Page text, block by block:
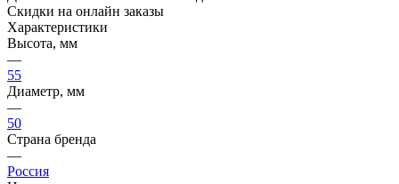
Скидки на онлайн заказы
Характеристики
Высота, мм
—
55
Диаметр, мм
—
50
Страна бренда
—
Россия